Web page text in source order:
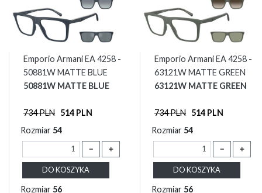
Emporio Armani EA 4258 -
50881W MATTE BLUE
50881W MATTE BLUE
734 PLN 514 PLN
Rozmiar 54
－ ＋
DO KOSZYKA
Rozmiar 56
Emporio Armani EA 4258 -
63121W MATTE GREEN
63121W MATTE GREEN
734 PLN 514 PLN
Rozmiar 54
－ ＋
DO KOSZYKA
Rozmiar 56